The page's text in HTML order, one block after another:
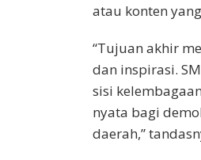
atau konten
“Tujuan akhir
dan inspirasi.
sisi
nyata bagi
daerah,”